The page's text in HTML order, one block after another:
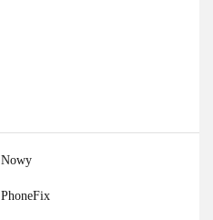
Nowy
PhoneFix